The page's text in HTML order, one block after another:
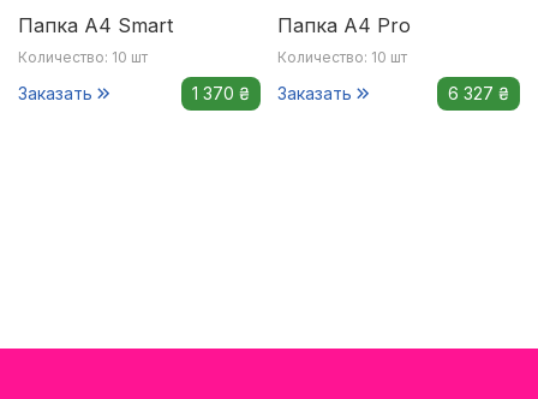
Папка А4 Smart
Количество: 10 шт
Заказать 1 370 ₴
Папка А4 Pro
Количество: 10 шт
Заказать 6 327 ₴